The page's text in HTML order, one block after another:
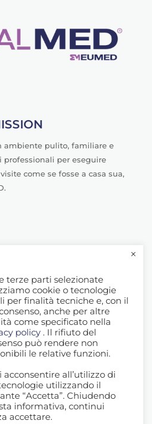
ambiente pulito, familiare e
per eseguire
come se fosse a casa sua,
(CN) ×
terze parti selezionate
cookie o tecnologie
per finalità tecniche e, con il
anche per altre
come specificato nella
policy . Il rifiuto del
può rendere non
le relative funzioni.
acconsentire all’utilizzo di
utilizzando il
“Accetta”. Chiudendo
informativa, continui
accettare.